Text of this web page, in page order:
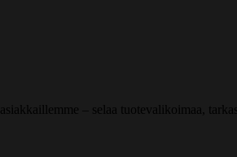
– selaa tuotevalikoimaa,